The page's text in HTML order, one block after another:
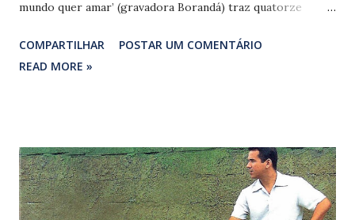
mundo quer amar’ (gravadora Borandá) traz quatorze
voz de Marcos Sacramento. Músico clássico por formação,
Zé Paulo viu seu nome ser reconhecido além das rodas de
gente samba’, ‘Dois lados’ e ‘Temperamento’), choro (‘Gota
de ouro’), valsa (‘Sem rumo’) e seresta (‘Quem ama’), entre
outras canções, que ganharam a poesia de Paulo César
COMPARTILHAR
POSTAR UM COMENTÁRIO
READ MORE »